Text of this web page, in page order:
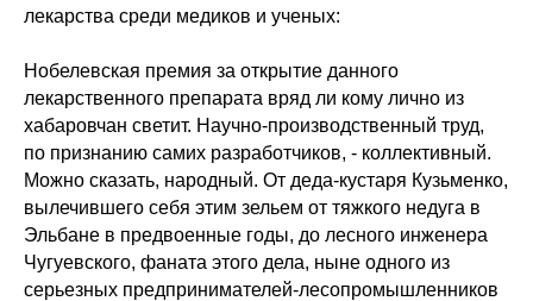
лекарства среди медиков и ученых:
Нобелевская премия за открытие данного
лекарственного препарата вряд ли кому лично из
хабаровчан светит. Научно-производственный труд,
по признанию самих разработчиков, - коллективный.
Можно сказать, народный. От деда-кустаря Кузьменко,
вылечившего себя этим зельем от тяжкого недуга в
Эльбане в предвоенные годы, до лесного инженера
Чугуевского, фаната этого дела, ныне одного из
серьезных предпринимателей-лесопромышленников